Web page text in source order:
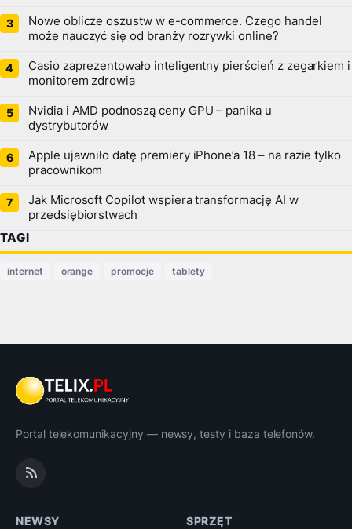
Nowe oblicze oszustw w e-commerce. Czego handel
może nauczyć się od branży rozrywki online?
Casio zaprezentowało inteligentny pierścień z zegarkiem i
monitorem zdrowia
Nvidia i AMD podnoszą ceny GPU – panika u
dystrybutorów
Apple ujawniło datę premiery iPhone’a 18 – na razie tylko
pracownikom
Jak Microsoft Copilot wspiera transformację AI w
przedsiębiorstwach
TAGI
internet orange promocje tablety
Portal telekomunikacyjny — newsy, testy i baza telefonów.
NEWSY SPRZĘT